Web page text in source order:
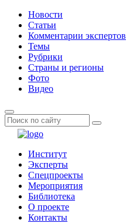
Новости
Статьи
Комментарии экспертов
Темы
Рубрики
Страны и регионы
Фото
Видео
Институт
Эксперты
Спецпроекты
Мероприятия
Библиотека
О проекте
Контакты